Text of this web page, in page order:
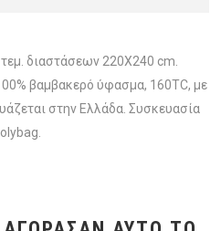
διαστάσεων 220X240 cm.
βαμβακερό ύφασμα, 160TC, με
στην Ελλάδα. Συσκευασία